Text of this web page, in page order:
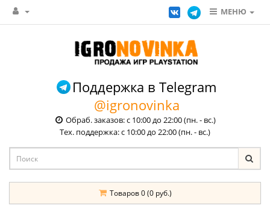
МЕНЮ
Поддержка в Telegram
@igronovinka
Обраб. заказов: с 10:00 до 22:00 (пн. - вс.)
Тех. поддержка: с 10:00 до 22:00 (пн. - вс.)
Товаров 0 (0 руб.)